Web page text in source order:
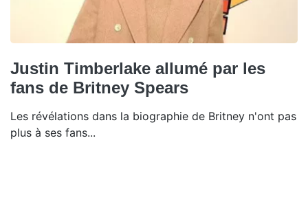
Justin Timberlake allumé par les
fans de Britney Spears
Les révélations dans la biographie de Britney n'ont pas
plus à ses fans...